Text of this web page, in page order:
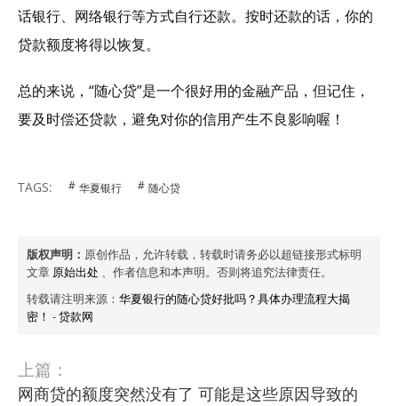
话银行、网络银行等方式自行还款。按时还款的话，你的
贷款额度将得以恢复。
总的来说，“随心贷”是一个很好用的金融产品，但记住，
要及时偿还贷款，避免对你的信用产生不良影响喔！
TAGS: 华夏银行 随心贷
版权声明： 原创作品，允许转载，转载时请务必以超链接形式标明
文章 原始出处 、作者信息和本声明。否则将追究法律责任。
转载请注明来源： 华夏银行的随心贷好批吗？具体办理流程大揭
密！ -贷款网
上篇：
网商贷的额度突然没有了 可能是这些原因导致的